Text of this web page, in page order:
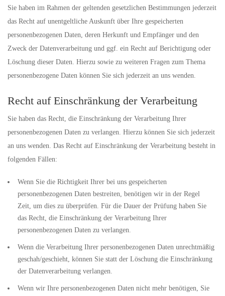
Sie haben im Rahmen der geltenden gesetzlichen Bestimmungen jederzeit
das Recht auf unentgeltliche Auskunft über Ihre gespeicherten
personenbezogenen Daten, deren Herkunft und Empfänger und den
Zweck der Datenverarbeitung und ggf. ein Recht auf Berichtigung oder
Löschung dieser Daten. Hierzu sowie zu weiteren Fragen zum Thema
personenbezogene Daten können Sie sich jederzeit an uns wenden.
Recht auf Einschränkung der Verarbeitung
Sie haben das Recht, die Einschränkung der Verarbeitung Ihrer
personenbezogenen Daten zu verlangen. Hierzu können Sie sich jederzeit
an uns wenden. Das Recht auf Einschränkung der Verarbeitung besteht in
folgenden Fällen:
Wenn Sie die Richtigkeit Ihrer bei uns gespeicherten
personenbezogenen Daten bestreiten, benötigen wir in der Regel
Zeit, um dies zu überprüfen. Für die Dauer der Prüfung haben Sie
das Recht, die Einschränkung der Verarbeitung Ihrer
personenbezogenen Daten zu verlangen.
Wenn die Verarbeitung Ihrer personenbezogenen Daten unrechtmäßig
geschah/geschieht, können Sie statt der Löschung die Einschränkung
der Datenverarbeitung verlangen.
Wenn wir Ihre personenbezogenen Daten nicht mehr benötigen, Sie